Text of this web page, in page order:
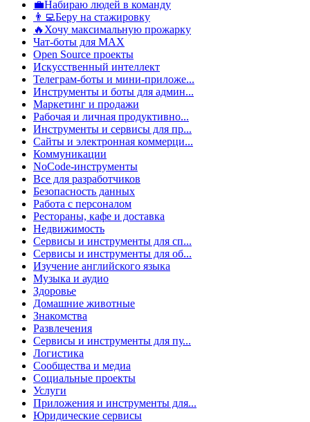
💼Набираю людей в команду
👨‍💻Беру на стажировку
🔥Хочу максимальную прожарку
Чат-боты для MAX
Open Source проекты
Искусственный интеллект
Телеграм-боты и мини-приложе...
Инструменты и боты для админ...
Маркетинг и продажи
Рабочая и личная продуктивно...
Инструменты и сервисы для пр...
Сайты и электронная коммерци...
Коммуникации
NoCode-инструменты
Все для разработчиков
Безопасность данных
Работа с персоналом
Рестораны, кафе и доставка
Недвижимость
Сервисы и инструменты для сп...
Сервисы и инструменты для об...
Изучение английского языка
Музыка и аудио
Здоровье
Домашние животные
Знакомства
Развлечения
Сервисы и инструменты для пу...
Логистика
Сообщества и медиа
Социальные проекты
Услуги
Приложения и инструменты для...
Юридические сервисы